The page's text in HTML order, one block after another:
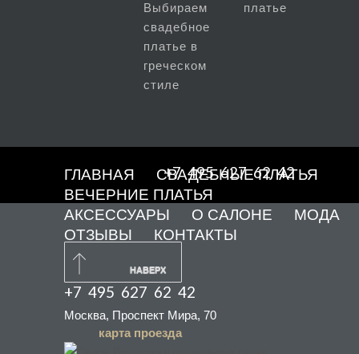
Выбираем
свадебное
платье в
греческом
стиле
платье
ГЛАВНАЯ
СВАДЕБНЫЕ ПЛАТЬЯ
ВЕЧЕРНИЕ ПЛАТЬЯ
АКСЕССУАРЫ
О САЛОНЕ
МОДА
ОТЗЫВЫ
КОНТАКТЫ
+7 495 627 62 42
НАВЕРХ
+7 495 627 62 42
Москва, Проспект Мира, 70
карта проезда